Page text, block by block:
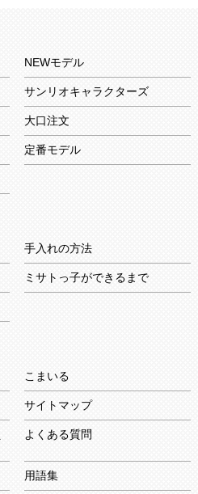
NEWモデル
サンリオキャラクターズ
大口注文
定番モデル
手入れの方法
ミサトっ子ができるまで
こまいる
サイトマップ
よくある質問
用語集